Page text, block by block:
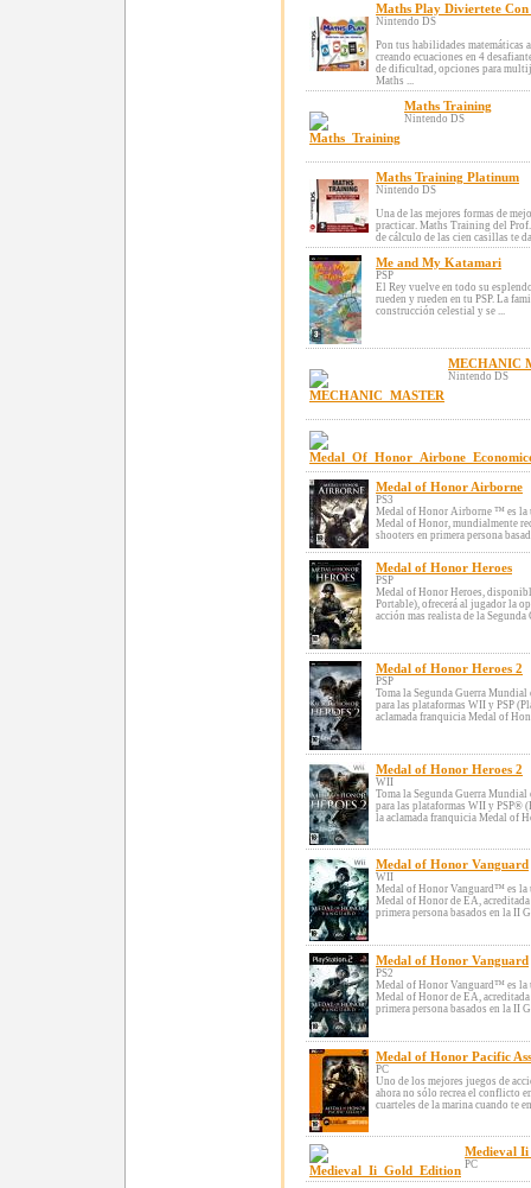
Maths Play Diviertete
Nintendo DS
Pon tus habilidades matemáticas
creando ecuaciones en 4
de dificultad, opciones para
Maths ...
Maths Training
Nintendo DS
Maths Training Platinum
Nintendo DS
Una de las mejores formas de
practicar. Maths Training del
de cálculo de las cien casillas te
Me and My Katamari
PSP
El Rey vuelve en todo su
rueden y rueden en tu PSP. La
construcción celestial y se ...
MECHANIC
Nintendo DS
Medal of Honor Airborne
PS3
Medal of Honor Airborne ™ es la
Medal of Honor, mundialmente
shooters en primera persona
Medal of Honor Heroes
PSP
Medal of Honor Heroes,
Portable), ofrecerá al jugador la
acción mas realista de la
Medal of Honor Heroes 2
PSP
Toma la Segunda Guerra
para las plataformas WII y PSP
aclamada franquicia Medal of
Medal of Honor Heroes 2
WII
Toma la Segunda Guerra
para las plataformas WII y PSP®
la aclamada franquicia Medal of
Medal of Honor Vanguard
WII
Medal of Honor Vanguard™ es la
Medal of Honor de EA,
primera persona basados en la II
Medal of Honor Vanguard
PS2
Medal of Honor Vanguard™ es la
Medal of Honor de EA,
primera persona basados en la II
Medal of Honor Pacific
PC
Uno de los mejores juegos de
ahora no sólo recrea el conflicto
cuarteles de la marina cuando te
Medieval
PC